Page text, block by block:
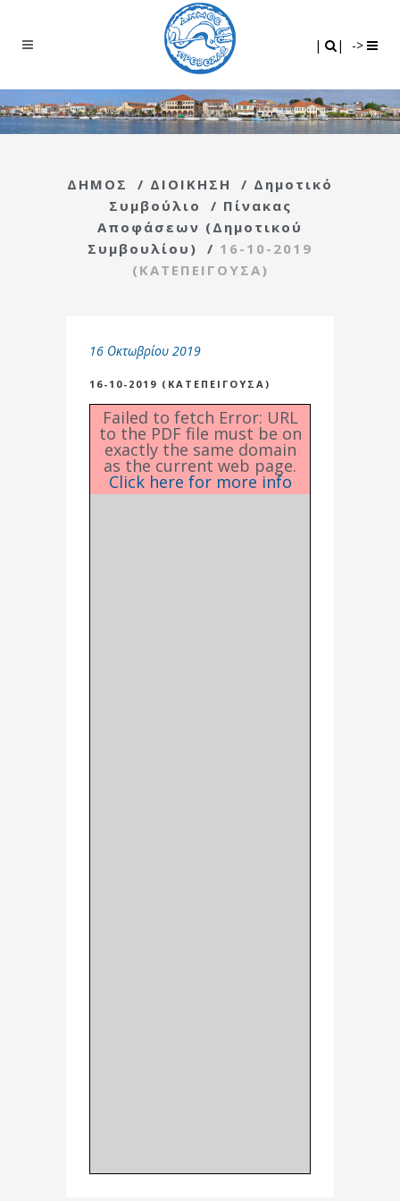
| | ->
ΔΗΜΟΣ / ΔΙΟΙΚΗΣΗ / Δημοτικό
Συμβούλιο
/ Πίνακας
Αποφάσεων (Δημοτικού
Συμβουλίου)
/ 16-10-2019
(ΚΑΤΕΠΕΙΓΟΥΣΑ)
16 Οκτωβρίου 2019
16-10-2019 (ΚΑΤΕΠΕΙΓΟΥΣΑ)
Failed to fetch Error: URL
to the PDF file must be on
exactly the same domain
as the current web page.
Click here for more info